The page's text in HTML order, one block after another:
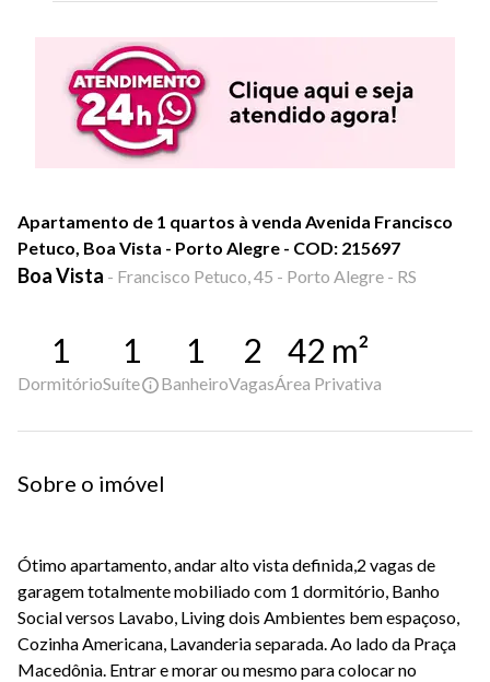
Apartamento de 1 quartos à venda Avenida Francisco
Petuco, Boa Vista - Porto Alegre - COD: 215697
Boa Vista - Francisco Petuco, 45 - Porto Alegre - RS
1
Dormitório
1
Suíte
1
Banheiro
2
Vagas
42 m²
Área Privativa
Sobre o imóvel
Ótimo apartamento, andar alto vista definida,2 vagas de
garagem totalmente mobiliado com 1 dormitório, Banho
Social versos Lavabo, Living dois Ambientes bem espaçoso,
Cozinha Americana, Lavanderia separada. Ao lado da Praça
Macedônia. Entrar e morar ou mesmo para colocar no